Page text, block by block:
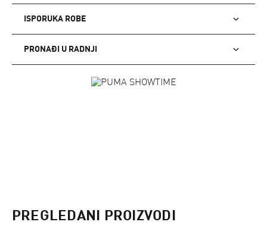
ISPORUKA ROBE
PRONAĐI U RADNJI
PREGLEDANI PROIZVODI